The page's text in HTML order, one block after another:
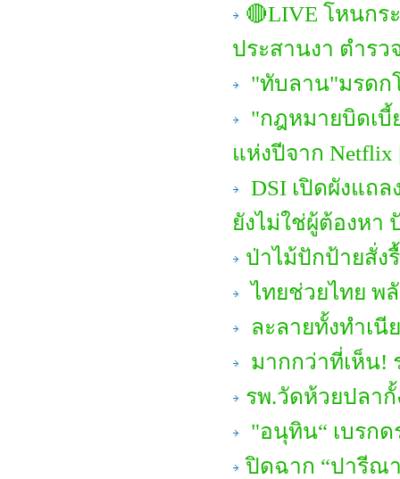
🔴LIVE โหนกร
ประสานงา ตำร
"ทับลาน"มรดก
"กฎหมายบิดเบี้
แห่งปีจาก Netflix
DSI เปิดผังแถล
ยังไม่ใช่ผู้ต้องหา
ป่าไม้ปักป้ายสั่ง
ไทยช่วยไทย พ
ละลายทั้งทำเนี
มากกว่าที่เห็น!
รพ.วัดห้วยปลา
"อนุทิน“ เบรกด
ปิดฉาก “ปารีณ